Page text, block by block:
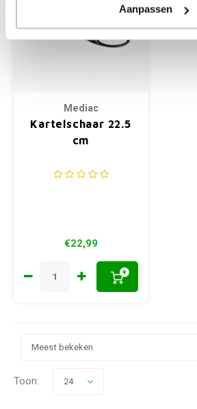
Aanpassen
Mediac
Kartelschaar 22.5
cm
€22,99
+
Meest bekeken
Toon: 24